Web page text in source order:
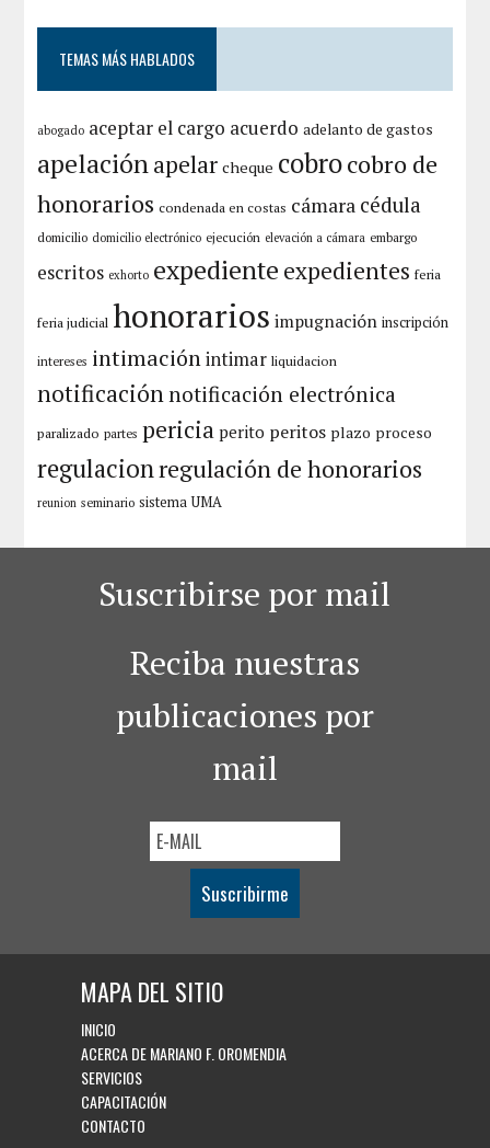
TEMAS MÁS HABLADOS
abogado aceptar el cargo acuerdo adelanto de gastos
apelaciónapelar cheque cobrocobro de
honorarios condenada en costas cámara cédula
domicilio domicilio electrónico ejecución elevación a cámara embargo
escritos exhorto expediente expedientes feria
feria judicial honorarios impugnación inscripción
intereses intimación intimar liquidacion
notificaciónnotificación electrónica
paralizado partes pericia perito peritos plazo proceso
regulacionregulación de honorarios
reunion seminario sistema UMA
Suscribirse por mail
Reciba nuestras
publicaciones por
mail
Suscribirme
MAPA DEL SITIO
INICIO
ACERCA DE MARIANO F. OROMENDIA
SERVICIOS
CAPACITACIÓN
CONTACTO